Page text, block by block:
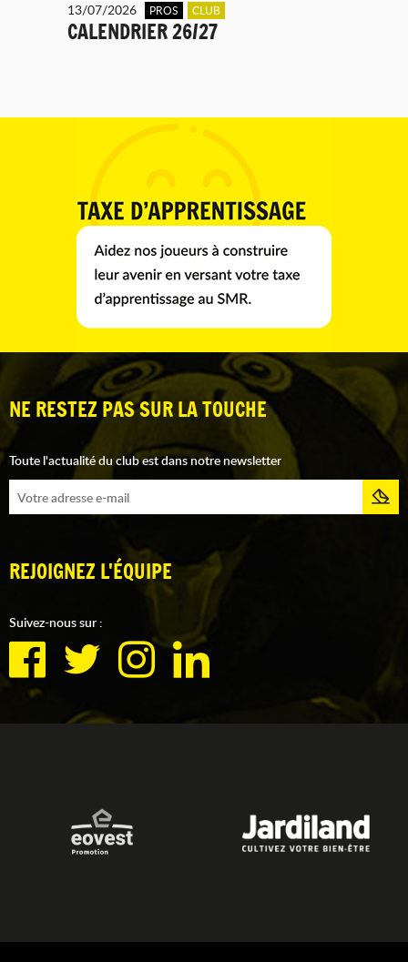
13/07/2026 PROS CLUB
CALENDRIER 26/27
NE RESTEZ PAS SUR LA TOUCHE
Toute l'actualité du club est dans notre newsletter
REJOIGNEZ L'ÉQUIPE
Suivez-nous sur :